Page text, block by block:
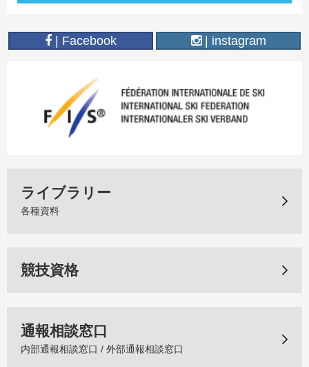
| Facebook | instagram
ライブラリー
各種資料
競技資格
通報相談窓口
内部通報相談窓口 / 外部通報相談窓口